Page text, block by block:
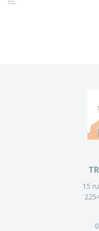
15